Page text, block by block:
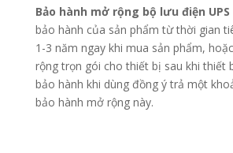
Bảo hành mở rộng bộ lưu điện UPS
bảo hành của sản phẩm từ thời gian
1-3 năm ngay khi mua sản phẩm,
rộng trọn gói cho thiết bị sau khi thiết
bảo hành khi dùng đồng ý trả một
bảo hành mở rộng này.